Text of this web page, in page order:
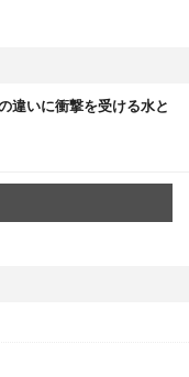
違いに衝撃を受ける水と